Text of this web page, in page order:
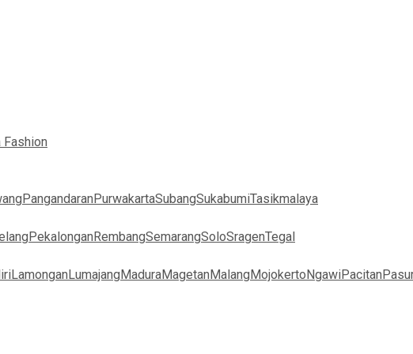
Fashion
PangandaranPurwakartaSubangSukabumiTasikmalaya
PekalonganRembangSemarangSoloSragenTegal
LamonganLumajangMaduraMagetanMalangMojokertoNgawiPacitan